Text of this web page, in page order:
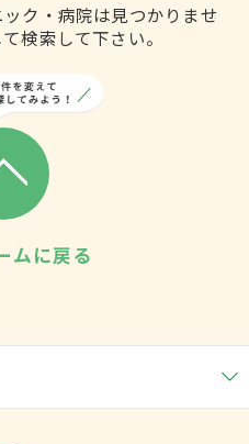
ク・病院は見つかりませ
検索して下さい。
ムに戻る